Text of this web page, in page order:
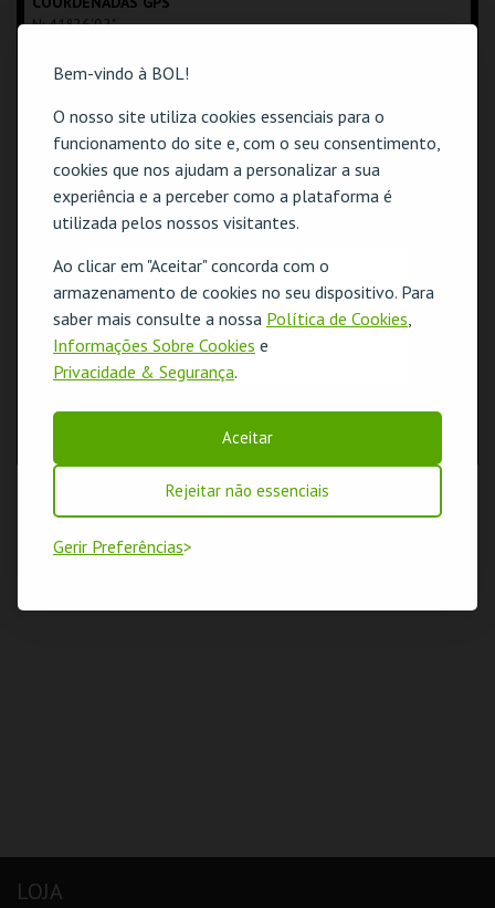
Bem-vindo à BOL!
O nosso site utiliza cookies essenciais para o
funcionamento do site e, com o seu consentimento,
cookies que nos ajudam a personalizar a sua
experiência e a perceber como a plataforma é
utilizada pelos nossos visitantes.
Ao clicar em "Aceitar" concorda com o
armazenamento de cookies no seu dispositivo. Para
saber mais consulte a nossa Política de Cookies,
Informações Sobre Cookies e
Privacidade & Segurança.
Aceitar
Rejeitar não essenciais
Gerir Preferências
N: 41º26'02"
LOJA
O evento escolhido não está disponível
OK